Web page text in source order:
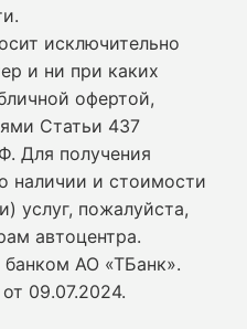
исключительно
и ни при каких
офертой,
Статьи 437
Для получения
наличии и стоимости
услуг, пожалуйста,
автоцентра.
банком АО «ТБанк».
09.07.2024.